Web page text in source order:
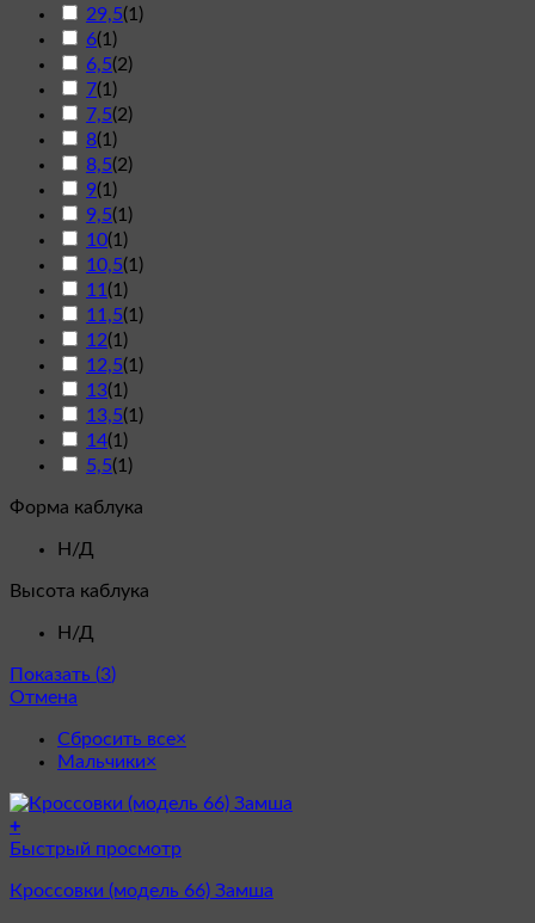
29,5(1 )
6(1 )
6,5(2)
7(1 )
7,5(2)
8(1 )
8,5(2)
9(1 )
9,5(1 )
10(1 )
10,5(1 )
11 (1 )
11,5(1 )
12(1 )
12,5(1 )
13(1 )
13,5(1 )
14(1 )
5,5(1 )
Форма каблука
Н/Д
Высота каблука
Н/Д
Показать (3)
Отмена
Сбросить все×
Мальчики×
+
Этот
имеет
Быстрый просмотр
Кроссовки (модель 66) Замша